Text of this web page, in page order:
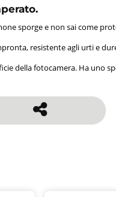
sporge e non sai come
resistente agli urti e
della fotocamera. Ha uno